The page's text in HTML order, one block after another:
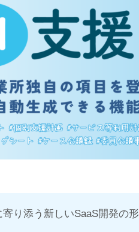
り添う新しいSaaS開発の形